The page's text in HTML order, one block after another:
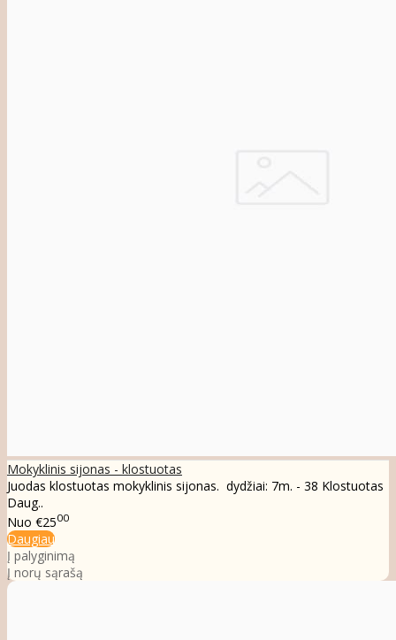
Mokyklinis sijonas - klostuotas
Juodas klostuotas mokyklinis sijonas. dydžiai: 7m. - 38 Klostuotas
Daug..
Nuo €2500
Daugiau
Į palyginimą
Į norų sąrašą